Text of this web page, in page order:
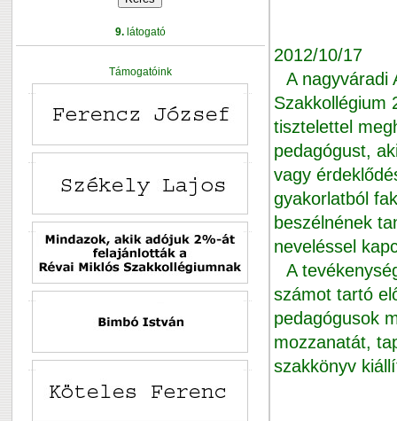
9.látogató
Támogatóink
2012/10/17
A nagyváradi
Szakkollégium
tisztelettel
pedagógust,
vagy
gyakorlatból
beszélnének
neveléssel
A
számot tartó
pedagógusok
mozzanatát,
szakkönyv